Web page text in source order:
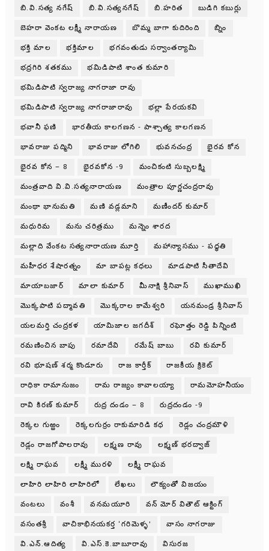
బి.వి.సత్య నగేష్ బి.వి.సత్యనగేష్ బి.హరిత బుడిగి కబుర్లు
బెహరా వెంకట లక్ష్మీ నారాయణ బొమ్మ బాగా కుదిరింది బ్నిం
భక్తి మాల భక్తిమాల భగవంతుడు సర్వాంతర్యామి
భద్రగిరి శతకము భమిడిపాటి శాంత కుమారి
భమిడిపాటి స్వరాజ్య నాగరాజా రావు
భమిడిపాటి స్వరాజ్య నాగరాజారావు భల్లా పేరయకవి
భవానీ ఫణి భారతీయ కాలగణన - పాశ్చాత్య కాలగణన
భావరాజు పద్మిని భావరాజు లోగిలి భువనచంద్ర భైరవ కోన
భైరవ కోన – 8 భైరవకోన -9 మంచికంటి సుబ్బలక్ష్మి
మంత్రవాది వి.వి.సత్యనారాయణ మంత్రాల పూర్ణచంద్రరావు
మంథా భానుమతి మణి వడ్లమాని మణీందర్ కుమార్
మధురిమ మను చరిత్రము మన్నెం శారద
మల్లాది వేంకట సత్యనారాయణ మూర్తి మహాన్యాసము - పధ్ధతి
మహీధర శేషారత్నం మా బాపట్ల కధలు మాడపాటి సీతాదేవి
మాయాబజార్ మాలా కుమార్ మీనాక్షి శ్రీనివాస్ ముఖాముఖి
మొక్కపాటి పద్మావతి మొక్కరాల కామేశ్వరి యనమండ్ర శ్రీనివాస్
యలమర్తి చంద్రకళ యామిజాల జగదీశ్ రఘోత్తం రెడ్డి పిన్నింటి
రమణించిన బాపు రమాదేవి రమేష్ బాబు రవి కుమార్
రవి భూషణ్ శర్మ కొండూరు రాజ కార్తీక్ రాజకీయ క్రికెట్
రాధికా రామానుజం రామ రాజ్యం కావాలయ్యా రామమోహనీయం
రావి కిరణ్ కుమార్ రుద్ర దండం – 8 రుద్రదండం -9
రెక్కల గుఱ్ఱం రెక్కలగుర్రం రాకుమారిడి కధ రెడ్లం చంద్రమౌళి
రెడ్లం రాజగోపాలరావు లక్ష్మణ రావు లక్ష్మణ్ భరద్వాజ్
లక్ష్మి రాఘవ లక్ష్మీ మురళి లక్ష్మీ రాఘవ
లాహిరి లాహిరి లాహిరిలో లేఖలు లౌక్యంతో విజయం
వంటలు వంశీ వనమయూరి వన్ మోర్ వితౌట్ ఆక్టింగ్
వసంతశ్రీ వాచికాభినయకర్త ‘గరిమెళ్ళ’ వాసం నాగరాజు
వి.ఎన్.ఆదిత్య వి.ఎస్.కె.బాబూరావు విసురజ